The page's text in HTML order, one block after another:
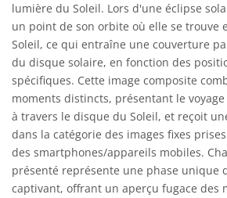
lumière du Soleil. Lors d'une éclipse
un point de son orbite où elle se trouve
Soleil, ce qui entraîne une couverture
du disque solaire, en fonction des
spécifiques. Cette image composite
moments distincts, présentant le
à travers le disque du Soleil, et reçoit
dans la catégorie des images fixes
des smartphones/appareils mobiles.
présenté représente une phase unique
captivant, offrant un aperçu fugace des